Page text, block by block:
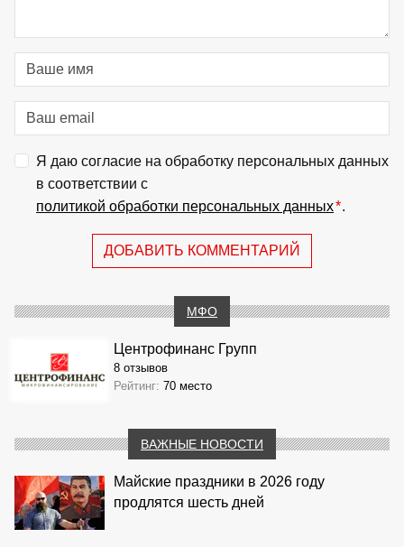
Я даю согласие на обработку персональных данных
в соответствии с
политикой обработки персональных данных*.
ДОБАВИТЬ КОММЕНТАРИЙ
МФО
Центрофинанс Групп
8 отзывов
Рейтинг: 70 место
ВАЖНЫЕ НОВОСТИ
Майские праздники в 2026 году
продлятся шесть дней